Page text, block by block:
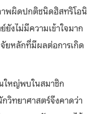
พผิดปกติชนิดฮิสทริโอนิ
งไม่มีความเข้าใจมาก
ยหลักที่มีผลต่อการเกิด
ใหญ่พบในสมาชิก
วิทยาศาสตร์จึงคาดว่า